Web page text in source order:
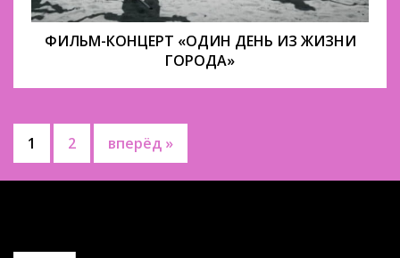
ФИЛЬМ-КОНЦЕРТ «ОДИН ДЕНЬ ИЗ ЖИЗНИ
ГОРОДА»
1 2 вперёд »